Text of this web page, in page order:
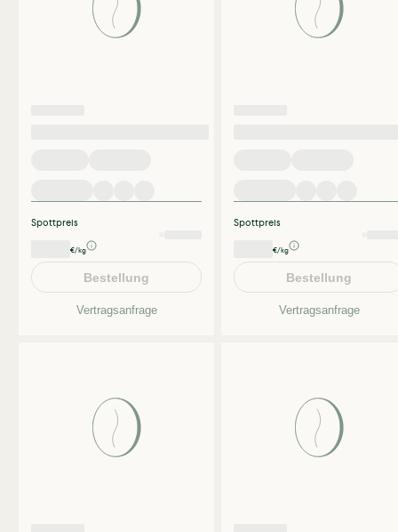
Spottpreis
€/kg
Bestellung
Vertragsanfrage
Spottpreis
€/kg
Bestellung
Vertragsanfrage